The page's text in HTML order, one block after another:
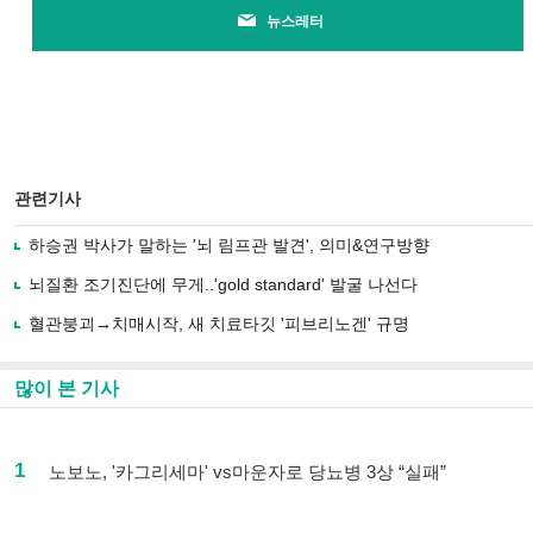
뉴스레터
관련기사
하승권 박사가 말하는 '뇌 림프관 발견', 의미&연구방향
뇌질환 조기진단에 무게..'gold standard' 발굴 나선다
혈관붕괴→치매시작, 새 치료타깃 '피브리노겐' 규명
많이 본 기사
1 노보노, '카그리세마' vs마운자로 당뇨병 3상 “실패”